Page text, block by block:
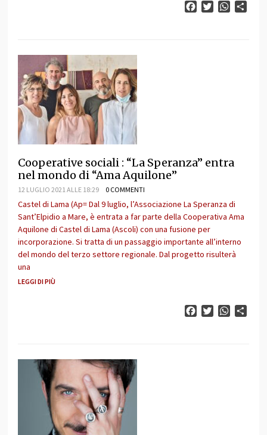
FacebookTwitter
Cooperative sociali : “La Speranza” entra
nel mondo di “Ama Aquilone”
12 LUGLIO 2021 ALLE 18:29 0 COMMENTI
Castel di Lama (Ap= Dal 9 luglio, l’Associazione La Speranza di
Sant’Elpidio a Mare, è entrata a far parte della Cooperativa Ama
Aquilone di Castel di Lama (Ascoli) con una fusione per
incorporazione. Si tratta di un passaggio importante all’interno
del mondo del terzo settore regionale. Dal progetto risulterà
una
LEGGI DI PIÙ
FacebookTwitter